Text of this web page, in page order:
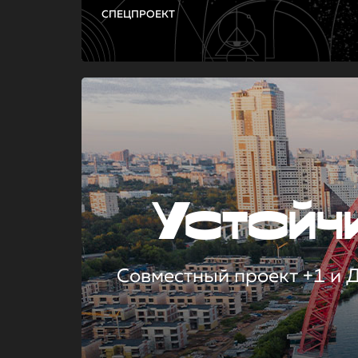
СПЕЦПРОЕКТ
Совместный проект +1 и